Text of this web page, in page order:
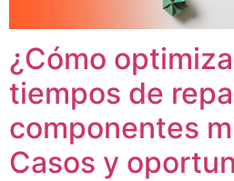
¿Cómo
tiempos de
componentes
Casos y